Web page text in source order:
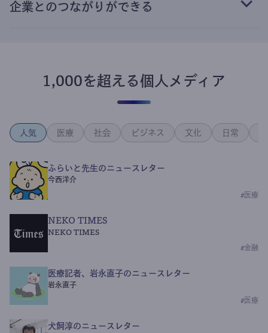
企業とのつながりができる
1,000を超える個人メディア
人気 医療 社会 ビジネス 文化 日常
ふらいと先生のニュースレター
今西洋介
# 医療
NEKO TIMES
NEKO TIMES
#金融
医療記者、岩永直子のニュースレター
岩永直子
# 医療
犬飼淳のニュースレター